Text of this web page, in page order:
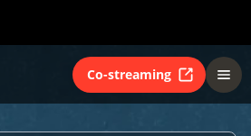
Co-streaming